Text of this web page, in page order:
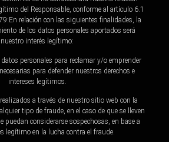
del Responsable, conforme al artículo 6.1
relación con las siguientes finalidades, la
de los datos personales aportados será
nuestro interés legítimo:
personales para reclamar y/o emprender
para defender nuestros derechos e
intereses legítimos.
a través de nuestro sitio web con la
tipo de fraude, en el caso de que se lleven
puedan considerarse sospechosas, en base a
legítimo en la lucha contra el fraude.